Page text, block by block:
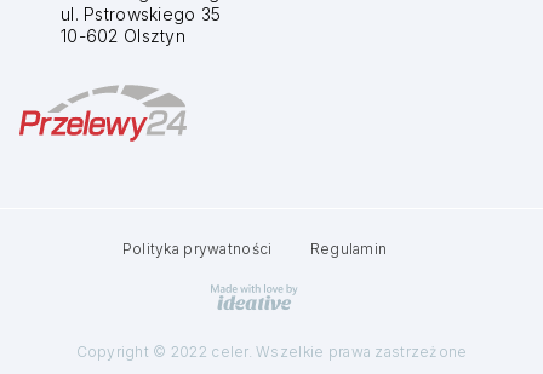
ul. Pstrowskiego 35
10-602 Olsztyn
Polityka prywatności Regulamin
Copyright © 2022 celer. Wszelkie prawa zastrzeżone